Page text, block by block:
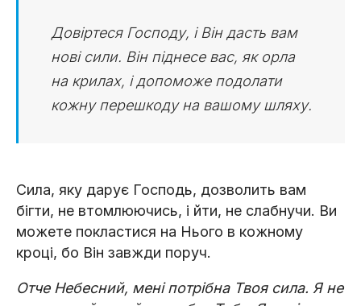
Довіртеся Господу, і Він дасть вам
нові сили. Він піднесе вас, як орла
на крилах, і допоможе подолати
кожну перешкоду на вашому шляху.
Сила, яку дарує Господь, дозволить вам
бігти, не втомлюючись, і йти, не слабнучи. Ви
можете покластися на Нього в кожному
кроці, бо Він завжди поруч.
Отче Небесний, мені потрібна Твоя сила. Я не